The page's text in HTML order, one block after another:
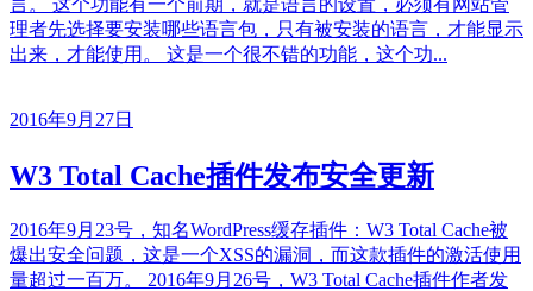
理者先选择要安装哪些语言包，只有被安装的语言，才能显示
出来，才能使用。 这是一个很不错的功能，这个功...
2016年9月27日
W3 Total Cache插件发布安全更新
2016年9月23号，知名WordPress缓存插件：W3 Total Cache被
爆出安全问题，这是一个XSS的漏洞，而这款插件的激活使用
量超过一百万。 2016年9月26号，W3 Total Cache插件作者发